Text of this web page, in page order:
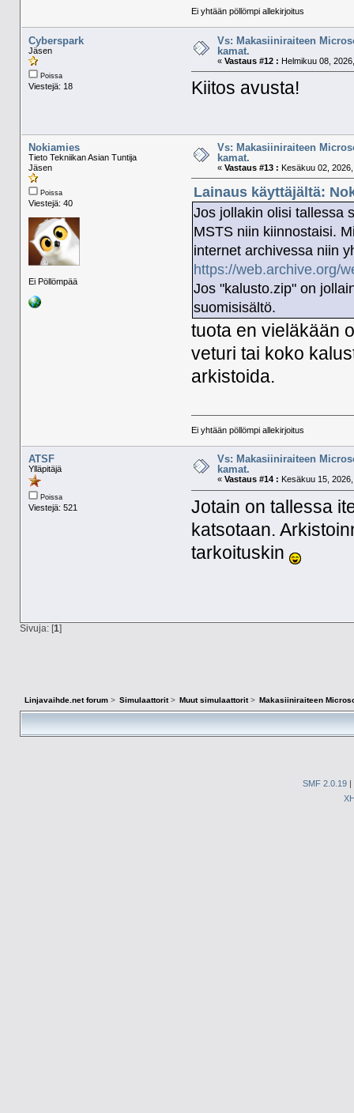
Ei yhtään pöllömpi allekirjoitus
Cyberspark
Jäsen
Poissa
Viestejä: 18
Vs: Makasiiniraiteen
kamat.
« Vastaus #12 : Helmikuu 08,
Kiitos avusta!
Nokiamies
Tieto Tekniikan Asian Tuntija
Jäsen
Poissa
Viestejä: 40
Ei Pöllömpää
Vs: Makasiiniraiteen
kamat.
« Vastaus #13 : Kesäkuu 02,
Lainaus käyttäjältä:
Jos jollakin olisi tallessa
MSTS niin kiinnostaisi.
internet archivessa niin
https://web.archive.org/
Jos "kalusto.zip" on
suomisisältö.
tuota en vieläkään
veturi tai koko
arkistoida.
Ei yhtään pöllömpi allekirjoitus
ATSF
Ylläpitäjä
Poissa
Viestejä: 521
Vs: Makasiiniraiteen
kamat.
« Vastaus #14 : Kesäkuu 15,
Jotain on tallessa
katsotaan.
tarkoituskin
Sivuja: [1]
Linjavaihde.net forum> Simulaattorit> Muut simulaattorit> Makasiiniraiteen
SMF 2.0.19 |